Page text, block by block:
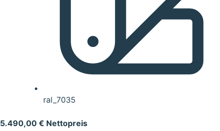
ral_7035
5.490,00 € Nettopreis